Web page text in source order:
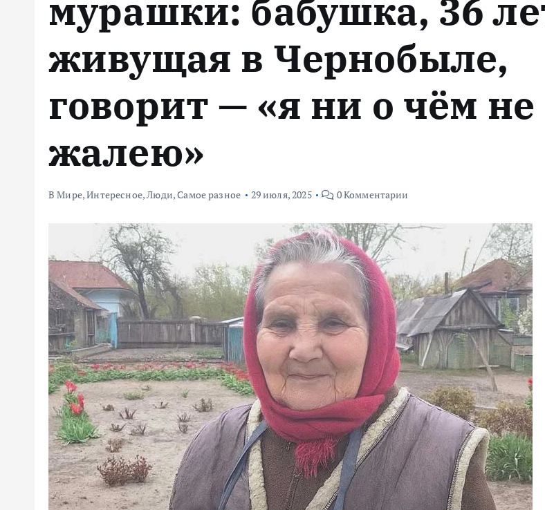
мурашки: бабушка, 36
живущая в Чернобыле,
говорит — «я ни о чём не
жалею»
В Мире,Интересное,Люди,Самое разное 29 июля, 2025 0 Комментарии